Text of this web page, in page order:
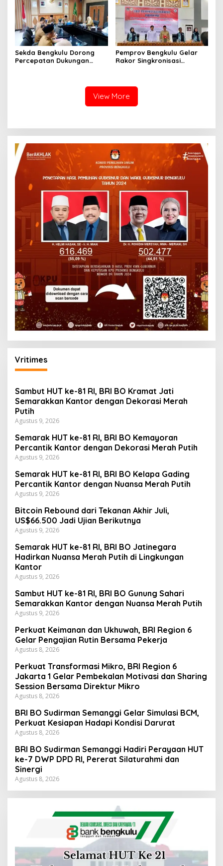
Sekda Bengkulu Dorong
Percepatan Dukungan
Pemprov Bengkulu Gelar
Rakor Singkronisasi
View More
Vritimes
Sambut HUT ke-81 RI, BRI BO Kramat Jati
Semarakkan Kantor dengan Dekorasi Merah
Putih
Agustus 9, 2026
Semarak HUT ke-81 RI, BRI BO Kemayoran
Percantik Kantor dengan Dekorasi Merah Putih
Agustus 9, 2026
Semarak HUT ke-81 RI, BRI BO Kelapa Gading
Percantik Kantor dengan Nuansa Merah Putih
Agustus 9, 2026
Bitcoin Rebound dari Tekanan Akhir Juli,
US$66.500 Jadi Ujian Berikutnya
Agustus 9, 2026
Semarak HUT ke-81 RI, BRI BO Jatinegara
Hadirkan Nuansa Merah Putih di Lingkungan
Kantor
Agustus 9, 2026
Sambut HUT ke-81 RI, BRI BO Gunung Sahari
Semarakkan Kantor dengan Nuansa Merah Putih
Agustus 9, 2026
Perkuat Keimanan dan Ukhuwah, BRI Region 6
Gelar Pengajian Rutin Bersama Pekerja
Agustus 8, 2026
Perkuat Transformasi Mikro, BRI Region 6
Jakarta 1 Gelar Pembekalan Motivasi dan Sharing
Session Bersama Direktur Mikro
Agustus 8, 2026
BRI BO Sudirman Semanggi Gelar Simulasi BCM,
Perkuat Kesiapan Hadapi Kondisi Darurat
Agustus 8, 2026
BRI BO Sudirman Semanggi Hadiri Perayaan HUT
ke-7 DWP DPD RI, Pererat Silaturahmi dan
Sinergi
Agustus 8, 2026